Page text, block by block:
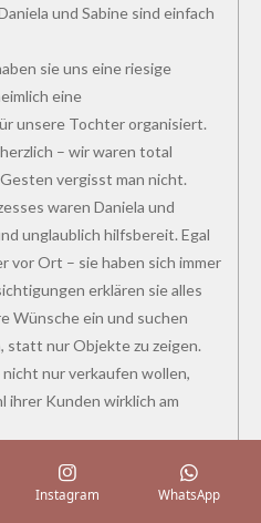
und Sabine sind einfach
sie uns eine riesige
eine
unsere Tochter organisiert.
– wir waren total
vergisst man nicht.
waren Daniela und
unglaublich hilfsbereit. Egal
vor Ort – sie haben sich immer
erklären sie alles
Wünsche ein und suchen
statt nur Objekte zu zeigen.
nur verkaufen wollen,
ihrer Kunden wirklich am
an in Paraguay
Instagram WhatsApp